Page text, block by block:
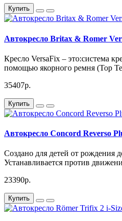
Купить
Автокресло Britax & Romer
Кресло VersaFix – это:система
помощью якорного ремня (Top
35407р.
Купить
Автокресло Concord Reverso
Создано для детей от рождения
Устанавливается против
23390р.
Купить